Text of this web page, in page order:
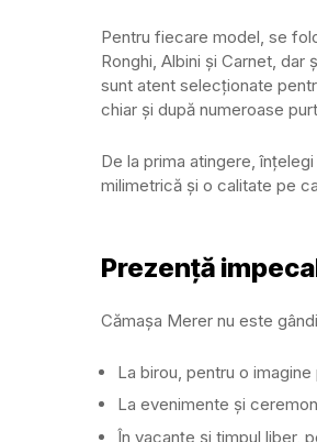
Pentru fiecare model, se
Ronghi, Albini și Carnet,
sunt atent selecționate
chiar și după numeroase
De la prima atingere,
milimetrică și o calitate pe
Prezență
Cămașa Merer nu este
La birou, pentru o
La evenimente și
În vacanțe și timpul liber,